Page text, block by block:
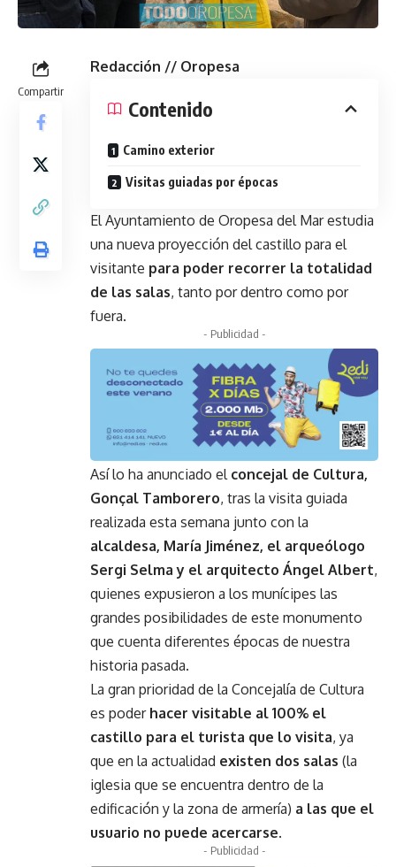
Compartir
Redacción // Oropesa
Contenido
Camino exterior
Visitas guiadas por épocas
El Ayuntamiento de Oropesa del Mar estudia
una nueva proyección del castillo para el
visitante para poder recorrer la totalidad
de las salas, tanto por dentro como por
fuera.
- Publicidad -
Así lo ha anunciado el concejal de Cultura,
Gonçal Tamborero, tras la visita guiada
realizada esta semana junto con la
alcaldesa, María Jiménez, el arqueólogo
Sergi Selma y el arquitecto Ángel Albert,
quienes expusieron a los munícipes las
grandes posibilidades de este monumento
que cuenta diferentes épocas de nuestra
historia pasada.
La gran prioridad de la Concejalía de Cultura
es poderhacer visitable al 100% el
castillo para el turista que lo visita, ya
que en la actualidad existen dos salas (la
iglesia que se encuentra dentro de la
edificación y la zona de armería) a las que el
usuario no puede acercarse.
- Publicidad -